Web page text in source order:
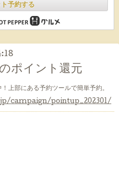
予約する
ポイント還元
上部にある予約ツールで簡単予約。
campaign/pointup_202301/